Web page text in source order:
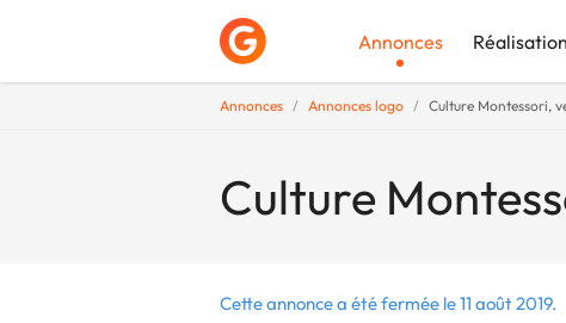
Annonces
Annonces Annonces logo Culture Montessori,
Culture
Cette annonce a été fermée le 11 août 2019.